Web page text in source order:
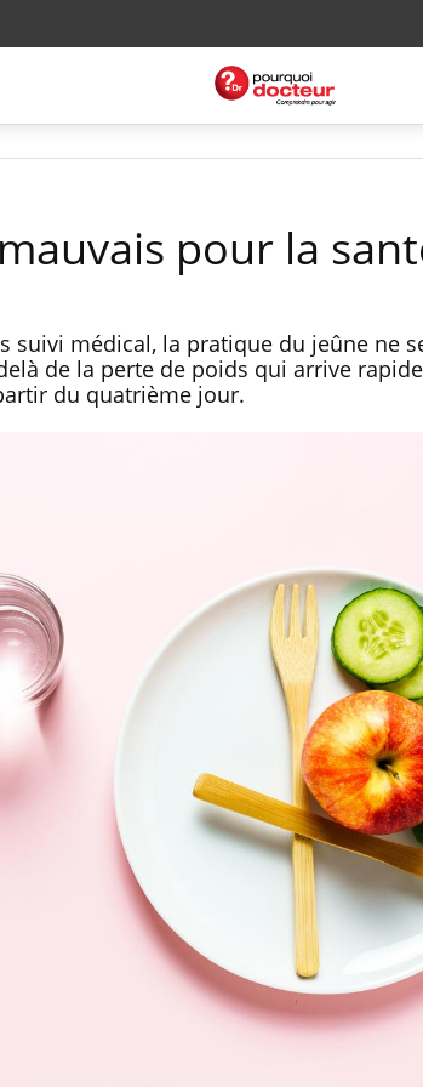
pour la
suivi médical, la pratique du jeûne ne
de la perte de poids qui arrive
du quatrième jour.
Mordue par un
barracuda, une petite fille
secourue grâce à un
Légionellose en Suisse :
quelle est l’origine de la
contamination ?
Allergies alimentaires :
une nouvelle arme contre
les réactions sévères